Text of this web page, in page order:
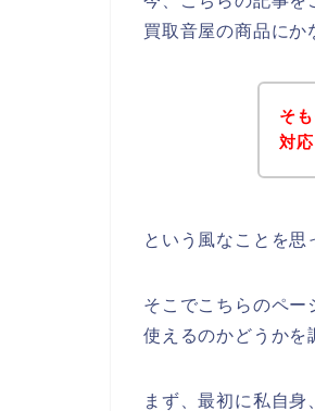
買取音屋の商品にか
そ
対
という風なことを思
そこでこちらのペー
使えるのかどうかを
まず、最初に私自